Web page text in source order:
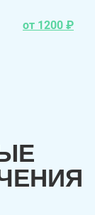
от 1200 ₽